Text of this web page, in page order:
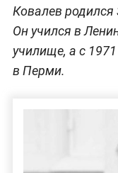
Ковалев родился
Он учился в
училище, а с
в Перми.